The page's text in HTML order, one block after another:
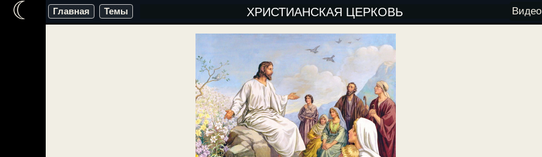
Перейти
Главная Темы ХРИСТИАНСКАЯ ЦЕРКОВЬ Видео
☾